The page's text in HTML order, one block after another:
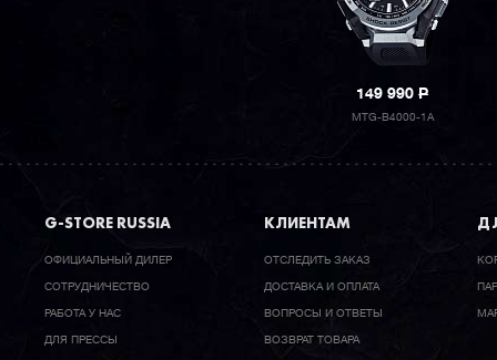
149 990P
MTG-B4000-1A
G-STORE RUSSIA
ОФИЦИАЛЬНЫЙ ДИЛЕР
CОТРУДНИЧЕСТВО
РАБОТА У НАС
ДЛЯ ПРЕССЫ
КЛИЕНТАМ
ОТСЛЕДИТЬ ЗАКАЗ
ДОСТАВКА И ОПЛАТА
ВОПРОСЫ И ОТВЕТЫ
ВОЗВРАТ ТОВАРА